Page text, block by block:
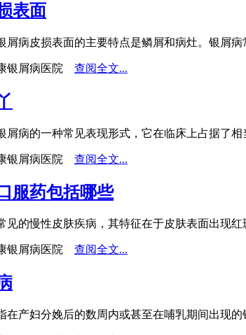
表面
屑病皮损表面的主要特点是鳞屑和病灶。银屑
银屑病医院 查阅全文...
屑病的一种常见表现形式，它在临床上占据了
银屑病医院 查阅全文...
服药包括哪些
见的慢性皮肤疾病，其特征在于皮肤表面出现
银屑病医院 查阅全文...
在产妇分娩后的数周内或甚至在哺乳期间出现